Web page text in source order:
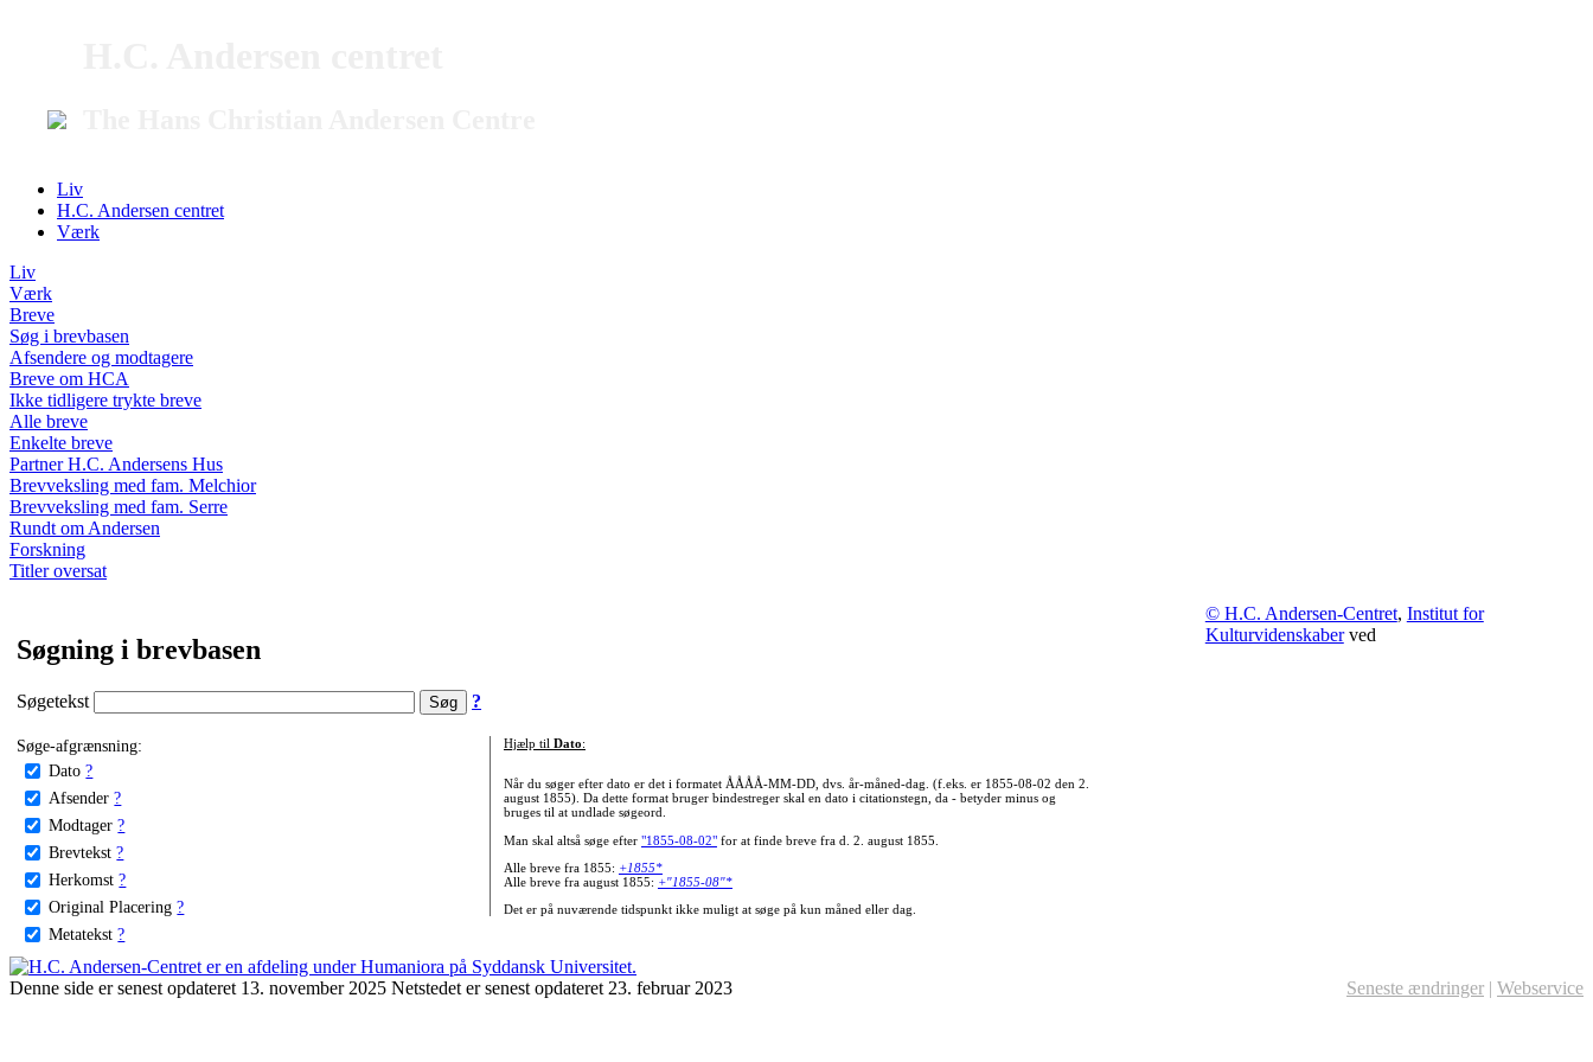
Liv
H.C. Andersen centret
Værk
Liv
Værk
Breve
Søg i brevbasen
Afsendere og modtagere
Breve om HCA
Ikke tidligere trykte breve
Alle breve
Enkelte breve
Partner H.C. Andersens Hus
Brevveksling med fam. Melchior
Brevveksling med fam. Serre
Rundt om Andersen
Forskning
Titler oversat
Søgning i brevbasen
Søgetekst ?
Søge-afgrænsning:
Dato ?
Afsender ?
Modtager ?
Brevtekst ?
Herkomst ?
Original Placering ?
Metatekst ?
Hjælp til Dato:
Når du søger efter dato er det i formatet ÅÅÅÅ-MM-DD, dvs. år-måned-dag. (f.eks. er 1855-08-02 den 2.
august 1855). Da dette format bruger bindestreger skal en dato i citationstegn, da - betyder minus og
bruges til at undlade søgeord.
Man skal altså søge efter "1855-08-02"for at finde breve fra d. 2. august 1855.
Alle breve fra 1855: +1855*
Alle breve fra august 1855: +"1855-08"*
Det er på nuværende tidspunkt ikke muligt at søge på kun måned eller dag.
© H.C. Andersen-Centret, Institut for
Kulturvidenskaberved
Denne side er senest opdateret 13. november 2025 Netstedet er senest opdateret 23. februar 2023 Seneste ændringer | Webservice